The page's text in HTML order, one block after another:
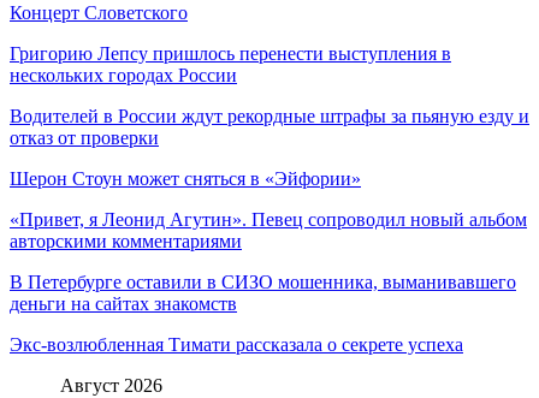
Концерт Словетского
Григорию Лепсу пришлось перенести выступления в
нескольких городах России
Водителей в России ждут рекордные штрафы за пьяную езду и
отказ от проверки
Шерон Стоун может сняться в «Эйфории»
«Привет, я Леонид Агутин». Певец сопроводил новый альбом
авторскими комментариями
В Петербурге оставили в СИЗО мошенника, выманивавшего
деньги на сайтах знакомств
Экс-возлюбленная Тимати рассказала о секрете успеха
Август 2026